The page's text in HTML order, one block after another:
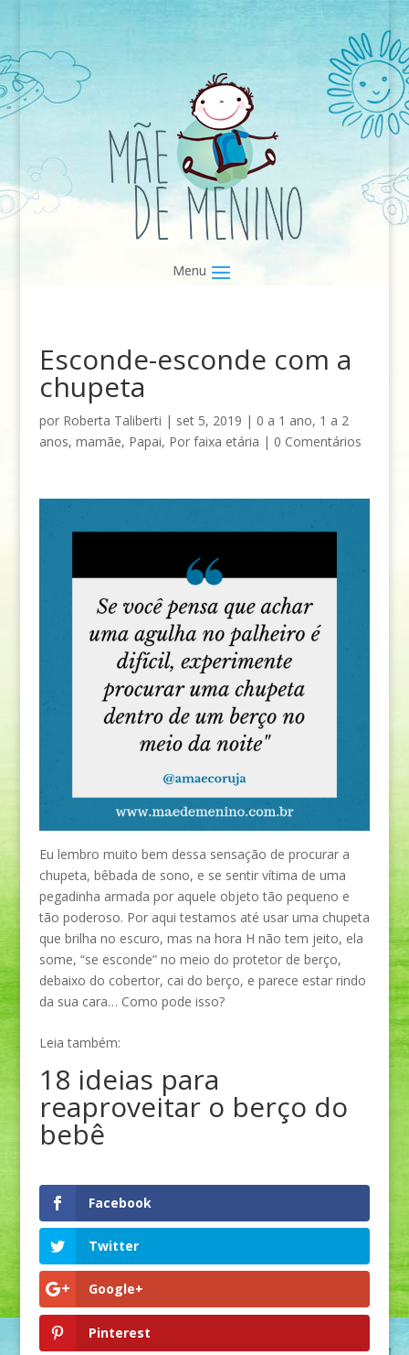
Esconde-esconde com a
chupeta
por Roberta Taliberti | set 5, 2019 | 0 a 1 ano, 1 a 2
anos, mamãe, Papai, Por faixa etária | 0 Comentários
Eu lembro muito bem dessa sensação de procurar a
chupeta, bêbada de sono, e se sentir vítima de uma
pegadinha armada por aquele objeto tão pequeno e
tão poderoso. Por aqui testamos até usar uma chupeta
que brilha no escuro, mas na hora H não tem jeito, ela
some, “se esconde” no meio do protetor de berço,
debaixo do cobertor, cai do berço, e parece estar rindo
da sua cara… Como pode isso?
Leia também:
18 ideias para
reaproveitar o berço do
bebê
Facebook
Twitter
Google+
Pinterest